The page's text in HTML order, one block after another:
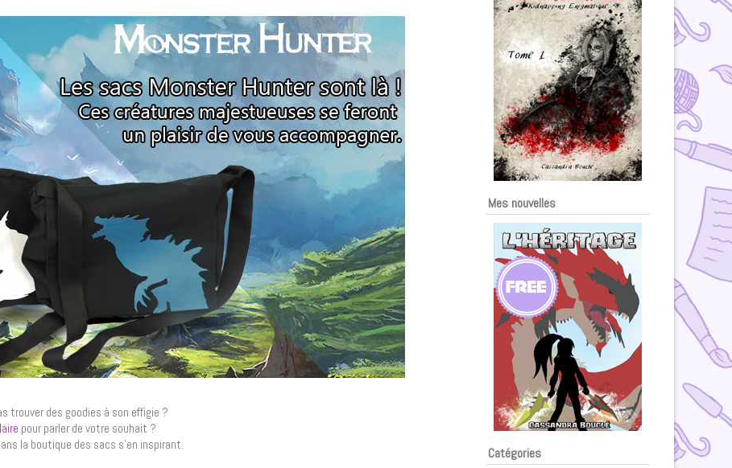
trouver des goodies à son effigie ?
pour parler de votre souhait ?
la boutique des sacs s’en inspirant.
Mes nouvelles
Catégories